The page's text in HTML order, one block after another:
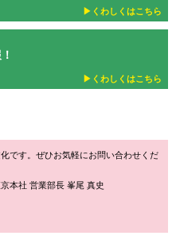
▶︎くわしくはこちら
▶︎くわしくはこちら
です。ぜひお気軽にお問い合わせくだ
本社 営業部長 峯尾 真史